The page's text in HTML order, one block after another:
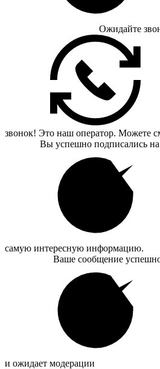
Ожидайте
звонок! Это наш оператор. Можете
Вы успешно подписались
самую интересную информацию.
Ваше сообщение
и ожидает модерации